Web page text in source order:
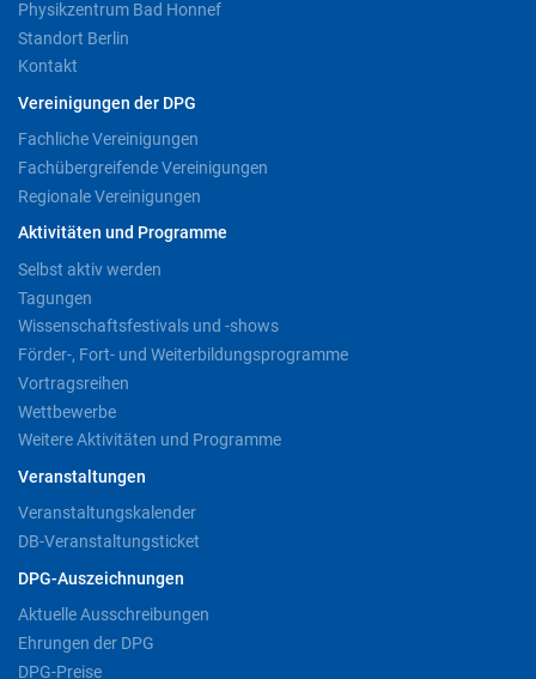
Physikzentrum Bad Honnef
Standort Berlin
Kontakt
Vereinigungen der DPG
Fachliche Vereinigungen
Fachübergreifende Vereinigungen
Regionale Vereinigungen
Aktivitäten und Programme
Selbst aktiv werden
Tagungen
Wissenschaftsfestivals und -shows
Förder-, Fort- und Weiterbildungsprogramme
Vortragsreihen
Wettbewerbe
Weitere Aktivitäten und Programme
Veranstaltungen
Veranstaltungskalender
DB-Veranstaltungsticket
DPG-Auszeichnungen
Aktuelle Ausschreibungen
Ehrungen der DPG
DPG-Preise